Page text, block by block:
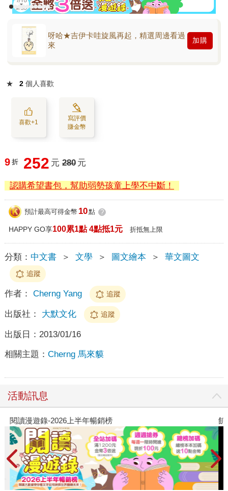
呀哈★吉伊卡哇旋風再起，精選周邊看過
來
加購
★ 2 個人喜歡
喜歡+1
寫評價
賺金幣
9 折 252 元 280 元
認購希望書包，幫助弱勢孩童上學不中斷！
預計最高可得金幣 10點 ?
HAPPY GO享100累1點 4點抵1元 折抵無上限
分類： 中文書 ＞ 文學 ＞ 圖文繪本 ＞ 華文圖文
追蹤
作者： Cherng Yang 追蹤
出版社： 大默文化 追蹤
出版日： 2013/01/16
相關主題： Cherng 馬來貘
活動訊息
閱讀漫遊錄-2026上半年暢銷榜 飢